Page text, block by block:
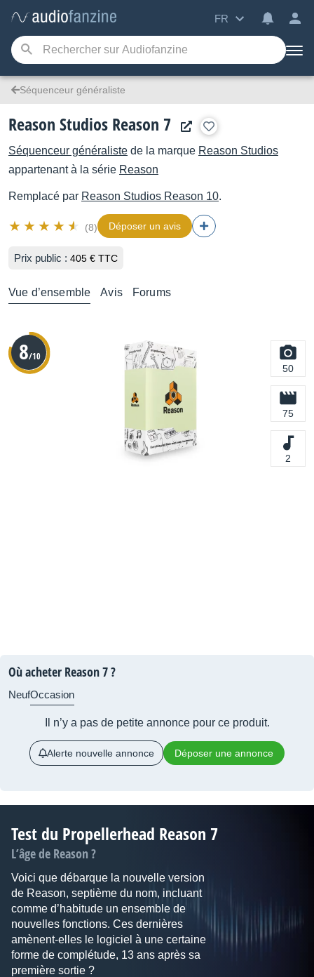
FR
Séquenceur généraliste
Reason Studios Reason 7
Séquenceur généraliste de la marque Reason Studios
appartenant à la série Reason
Remplacé par Reason Studios Reason 10.
(8) Déposer un avis
Prix public : 405 € TTC
Vue d’ensemble Avis Forums
8/10
50
75
2
Où acheter Reason 7 ?
NeufOccasion
Il n’y a pas de petite annonce pour ce produit.
Alerte nouvelle annonce Déposer une annonce
Test du Propellerhead Reason 7
L’âge de Reason ?
Voici que débarque la nouvelle version
de Reason, septième du nom, incluant
comme d’habitude un ensemble de
nouvelles fonctions. Ces dernières
amènent-elles le logiciel à une certaine
forme de complétude, 13 ans après sa
première sortie ?